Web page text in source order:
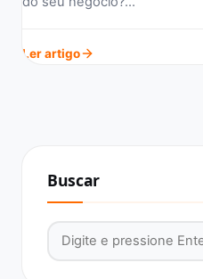
Ler artigo
Buscar
Buscar por: